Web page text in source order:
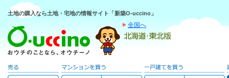
土地の購入なら土地・宅地の情報サイト「新築O-uccino」
全国へ